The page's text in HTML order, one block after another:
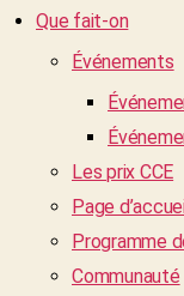
Que fait-on
Événements
Les prix CCE
Page
Programme
Communauté